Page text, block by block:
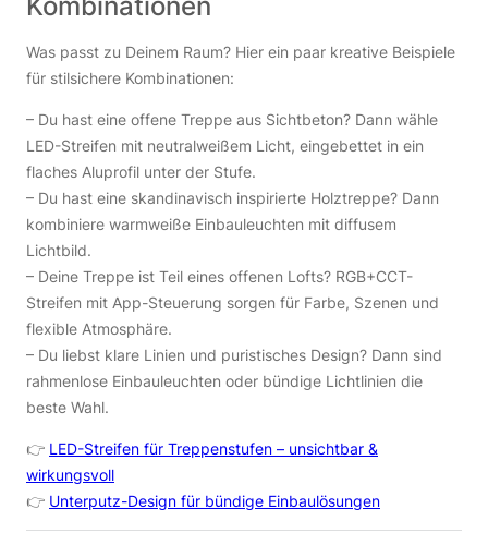
Was passt zu Deinem Raum? Hier ein paar kreative Beispiele
für stilsichere Kombinationen:
– Du hast eine offene Treppe aus Sichtbeton? Dann wähle
LED-Streifen mit neutralweißem Licht, eingebettet in ein
flaches Aluprofil unter der Stufe.
– Du hast eine skandinavisch inspirierte Holztreppe? Dann
kombiniere warmweiße Einbauleuchten mit diffusem
Lichtbild.
– Deine Treppe ist Teil eines offenen Lofts? RGB+CCT-
Streifen mit App-Steuerung sorgen für Farbe, Szenen und
flexible Atmosphäre.
– Du liebst klare Linien und puristisches Design? Dann sind
rahmenlose Einbauleuchten oder bündige Lichtlinien die
beste Wahl.
👉 LED-Streifen für Treppenstufen – unsichtbar &
wirkungsvoll
👉 Unterputz-Design für bündige Einbaulösungen